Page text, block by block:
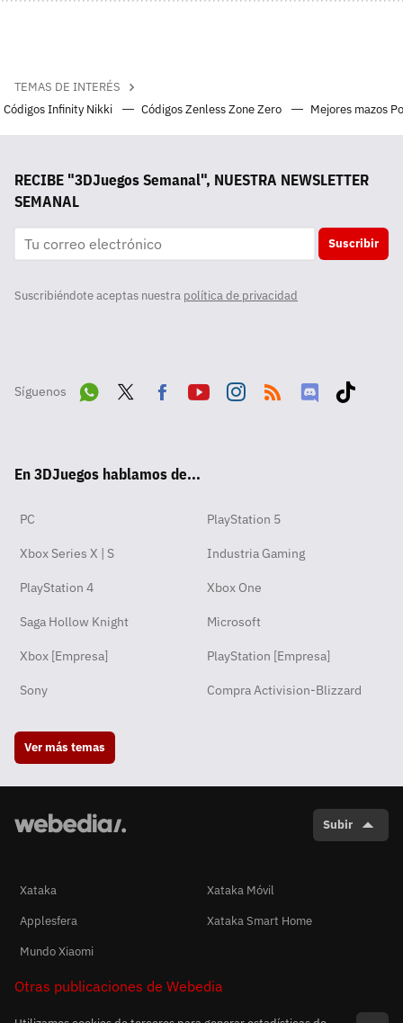
TEMAS DE INTERÉS
Códigos Infinity Nikki
Códigos Zenless Zone Zero Mejores mazos
RECIBE "3DJuegos Semanal", NUESTRA NEWSLETTER
SEMANAL
Suscribir
Suscribiéndote aceptas nuestra política de privacidad
Síguenos
pp
ok
En 3DJuegos hablamos de...
PC PlayStation 5
Xbox Series X | S Industria Gaming
PlayStation 4 Xbox One
Saga Hollow Knight Microsoft
Xbox [Empresa] PlayStation [Empresa]
Sony Compra Activision-Blizzard
Ver más temas
Subir
Xataka
Xataka Móvil
Applesfera
Xataka Smart Home
Mundo Xiaomi
Otras publicaciones de Webedia